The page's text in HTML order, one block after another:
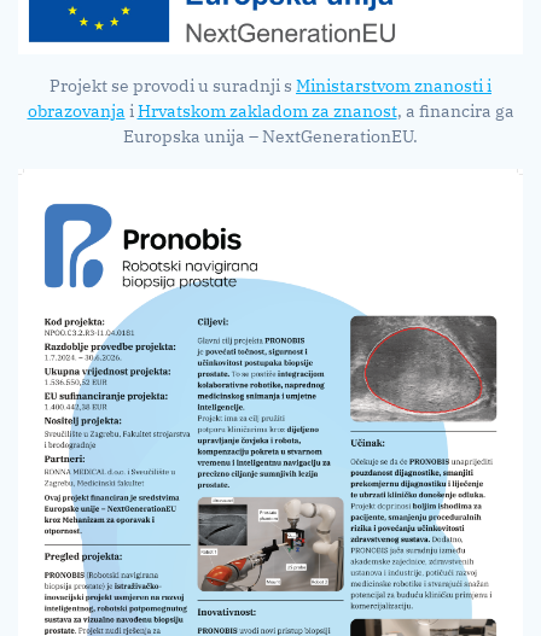
Projekt se provodi u suradnji s Ministarstvom znanosti i
obrazovanja iHrvatskom zakladom za znanost, a financira ga
Europska unija – NextGenerationEU.